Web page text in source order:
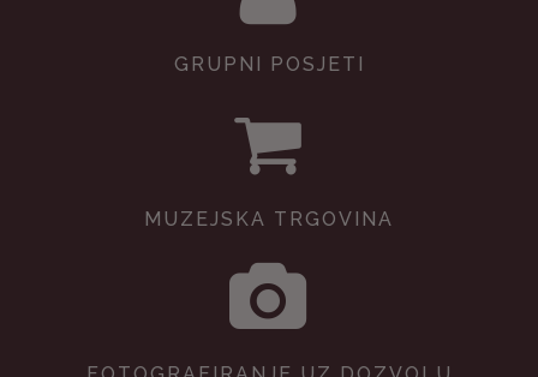
GRUPNI POSJETI
MUZEJSKA TRGOVINA